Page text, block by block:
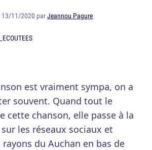
13/11/2020 parJeannou Pagure
est vraiment sympa, on a
souvent. Quand tout le
cette chanson, elle passe à la
les réseaux sociaux et
du Auchan en bas de